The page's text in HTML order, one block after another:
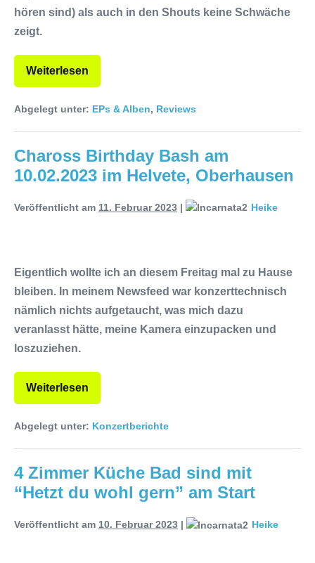
hören sind) als auch in den Shouts keine Schwäche
zeigt.
Weiterlesen
Abgelegt unter: EPs & Alben, Reviews
Chaross Birthday Bash am
10.02.2023 im Helvete, Oberhausen
Veröffentlicht am 11. Februar 2023 | Heike
Eigentlich wollte ich an diesem Freitag mal zu Hause
bleiben. In meinem Newsfeed war konzerttechnisch
nämlich nichts aufgetaucht, was mich dazu
veranlasst hätte, meine Kamera einzupacken und
loszuziehen.
Weiterlesen
Abgelegt unter: Konzertberichte
4 Zimmer Küche Bad sind mit
“Hetzt du wohl gern” am Start
Veröffentlicht am 10. Februar 2023 | Heike